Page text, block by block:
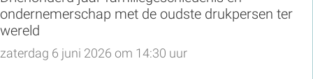
ondernemerschap met de oudste drukpersen ter
wereld
zaterdag 6 juni 2026 om 14:30 uur